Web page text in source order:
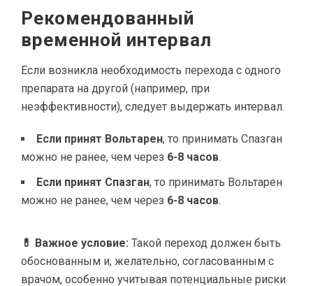
Рекомендованный
временной интервал
Если возникла необходимость перехода с одного
препарата на другой (например, при
неэффективности), следует выдержать интервал.
Если принят Вольтарен, то принимать Спазган
можно не ранее, чем через 6-8 часов.
Если принят Спазган, то принимать Вольтарен
можно не ранее, чем через 6-8 часов.
💊 Важное условие: Такой переход должен быть
обоснованным и, желательно, согласованным с
врачом, особенно учитывая потенциальные риски